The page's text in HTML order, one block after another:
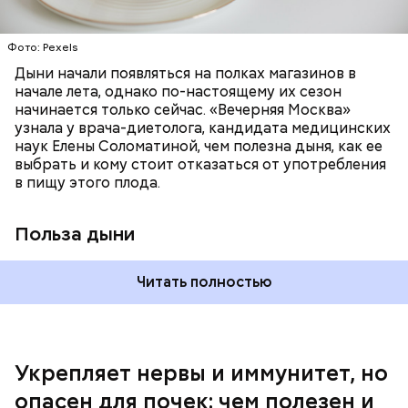
Фото: Pexels
Дыни начали появляться на полках магазинов в
начале лета, однако по-настоящему их сезон
начинается только сейчас. «Вечерняя Москва»
узнала у врача-диетолога, кандидата медицинских
наук Елены Соломатиной, чем полезна дыня, как ее
выбрать и кому стоит отказаться от употребления
в пищу этого плода.
Польза дыни
отлично поддерживают наше зрение;
калий — оказывает мочегонное действие,
поддерживает сердечно-сосудистую
систему и предотвращает скачки давления;
магний — помогает калию и не дает сосудам
спазмироваться.
Читать полностью
Укрепляет нервы и иммунитет, но
опасен для почек: чем полезен и
По мнению специалиста, здоровому человеку
достаточно включать щавель в рацион несколько
виде или припущенном на сковороде.
— Однако если человеку нужно не разжижать
кровь, а наоборот, ее коагулировать, то нужно
уточнила диетолог.